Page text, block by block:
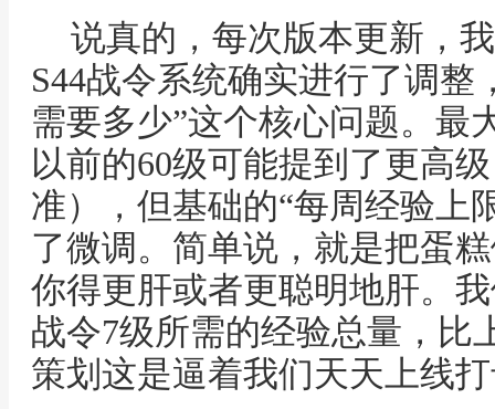
说真的，每次版本更新，
S44战令系统确实进行了调整
需要多少”这个核心问题。最
以前的60级可能提到了更高
准），但基础的“每周经验上
了微调。简单说，就是把蛋
你得更肝或者更聪明地肝。
战令7级所需的经验总量，比
策划这是逼着我们天天上线